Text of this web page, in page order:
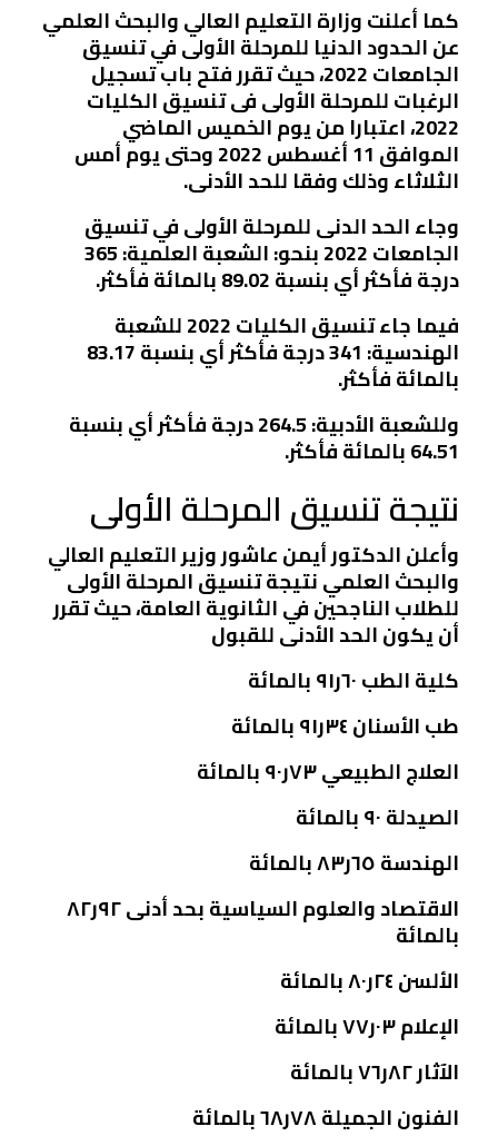
كما أعلنت وزارة التعليم العالي والبحث العلمي
عن الحدود الدنيا للمرحلة الأولى في تنسيق
الجامعات 2022، حيث تقرر فتح باب تسجيل
الرغبات للمرحلة الأولى فى تنسيق الكليات
2022، اعتبارا من يوم الخميس الماضي
الموافق 11 أغسطس 2022 وحتى يوم أمس
الثلاثاء وذلك وفقا للحد الأدنى.
وجاء الحد الدنى للمرحلة الأولى في تنسيق
الجامعات 2022 بنحو: الشعبة العلمية: 365
درجة فأكثر أي بنسبة 89.02 بالمائة فأكثر.
فيما جاء تنسيق الكليات 2022 للشعبة
الهندسية: 341 درجة فأكثر أي بنسبة 83.17
بالمائة فأكثر.
وللشعبة الأدبية: 264.5 درجة فأكثر أي بنسبة
64.51 بالمائة فأكثر.
نتيجة تنسيق المرحلة الأولى
وأعلن الدكتور أيمن عاشور وزير التعليم العالي
والبحث العلمي نتيجة تنسيق المرحلة الأولى
للطلاب الناجحين في الثانوية العامة، حيث تقرر
أن يكون الحد الأدنى للقبول
كلية الطب ٦٠ر٩١ بالمائة
طب الأسنان ٣٤ر٩١ بالمائة
العلاج الطبيعي ٧٣ر٩٠ بالمائة
الصيدلة ٩٠ بالمائة
الهندسة ٦٥ر٨٣ بالمائة
الاقتصاد والعلوم السياسية بحد أدنى ٩٢ر٨٢
بالمائة
الألسن ٢٤ر٨٠ بالمائة
الإعلام ٠٣ر٧٧ بالمائة
الآثار ٨٢ر٧٦ بالمائة
الفنون الجميلة ٧٨ر٦٨ بالمائة